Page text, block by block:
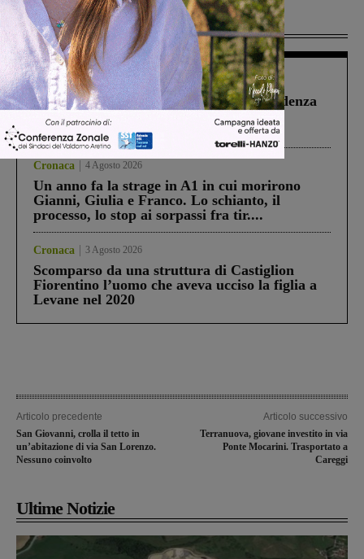
Più lette
Figline Incisa Valdarno 1 Agosto 2026
Piscina di Figline finanziata oltre la scadenza
Pnrr, il gruppo di Fratelli d’Italia: “Un
ringraziamento al Governo”
Cronaca 4 Agosto 2026
Un anno fa la strage in A1 in cui morirono
Gianni, Giulia e Franco. Lo schianto, il
processo, lo stop ai sorpassi fra tir....
Cronaca 3 Agosto 2026
Scomparso da una struttura di Castiglion
Fiorentino l’uomo che aveva ucciso la figlia a
Levane nel 2020
Articolo precedente
San Giovanni, crolla il tetto in
un’abitazione di via San Lorenzo.
Nessuno coinvolto
Articolo successivo
Terranuova, giovane investito in via
Ponte Mocarini. Trasportato a
Careggi
Ultime Notizie